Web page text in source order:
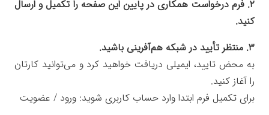
۲. فرم درخواست همکاری در پایین این صفحه را تکمیل و ارسال
کنید.
۳. منتظر تأیید در شبکه هم‌آفرینی باشید.
به محض تایید، ایمیلی دریافت خواهید کرد و می‌توانید کارتان
را آغاز کنید.
برای تکمیل فرم ابتدا وارد حساب کاربری شوید: ورود / عضویت